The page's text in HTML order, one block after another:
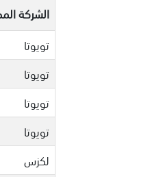
الشركة
تويوتا
تويوتا
تويوتا
تويوتا
لكزس